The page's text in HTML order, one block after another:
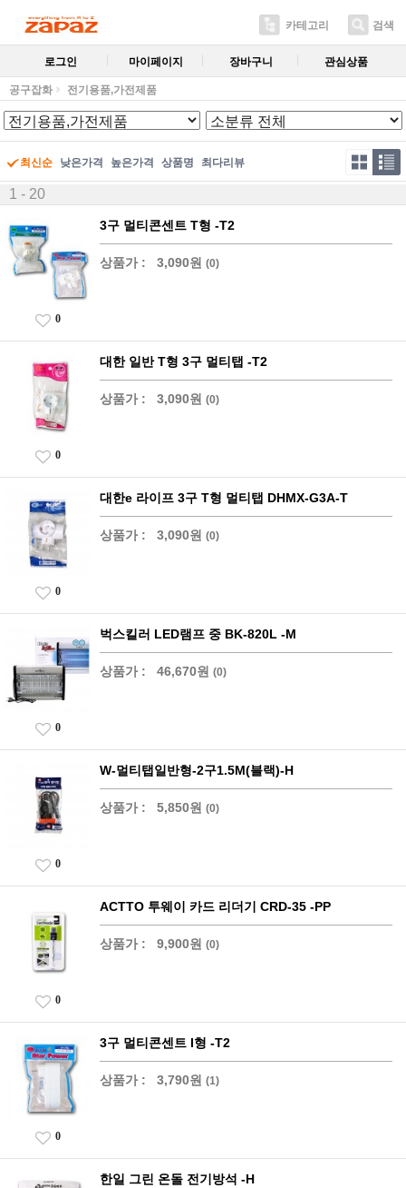
카테고리 검색
로그인 마이페이지 장바구니 관심상품
공구잡화 전기용품,가전제품
최신순 낮은가격 높은가격 상품명 최다리뷰
1 - 20
3구 멀티콘센트 T형 -T2
상품가 : 3,090원 (0)
0
대한 일반 T형 3구 멀티탭 -T2
상품가 : 3,090원 (0)
0
대한e 라이프 3구 T형 멀티탭 DHMX-G3A-T
상품가 : 3,090원 (0)
0
벅스킬러 LED램프 중 BK-820L -M
상품가 : 46,670원 (0)
0
W-멀티탭일반형-2구1.5M(블랙)-H
상품가 : 5,850원 (0)
0
ACTTO 투웨이 카드 리더기 CRD-35 -PP
상품가 : 9,900원 (0)
0
3구 멀티콘센트 I형 -T2
상품가 : 3,790원 (1)
0
한일 그린 온돌 전기방석 -H